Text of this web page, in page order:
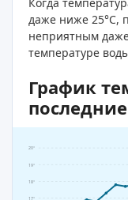
даже ниже 25°C,
неприятным
температуре
График
17°
18°
19°
20°